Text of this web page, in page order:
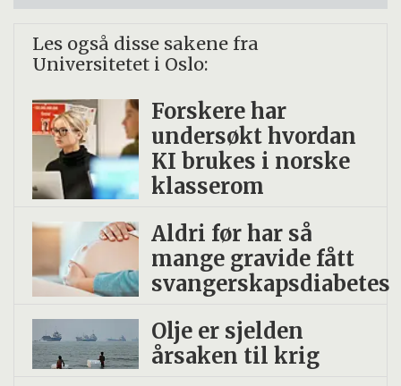
Les også disse sakene fra
Universitetet i Oslo:
Forskere har
undersøkt hvordan
KI brukes i norske
klasserom
Aldri før har så
mange gravide fått
svangerskapsdiabetes
Olje er sjelden
årsaken til krig